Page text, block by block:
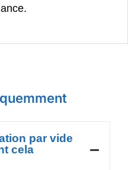
par vide
cela